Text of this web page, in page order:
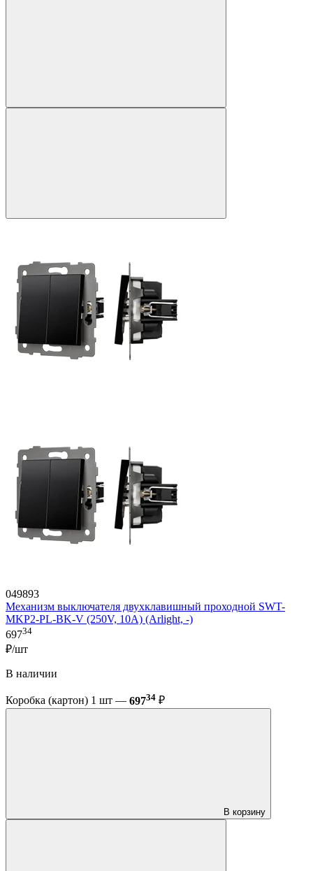
049893
Механизм выключателя двухклавишный проходной SWT-
MKP2-PL-BK-V (250V, 10A) (Arlight, -)
69734
₽/шт
В наличии
Коробка (картон) 1 шт — 69734 ₽
В корзину